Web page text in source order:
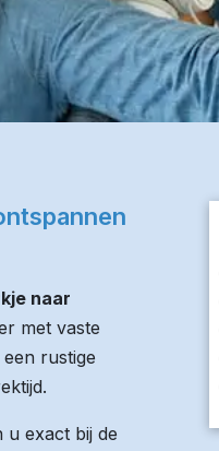
naar
met vaste
rustige
exact bij de